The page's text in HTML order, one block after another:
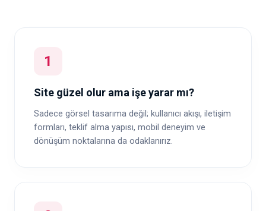
1
Site güzel olur ama işe yarar mı?
Sadece görsel tasarıma değil; kullanıcı akışı, iletişim
formları, teklif alma yapısı, mobil deneyim ve
dönüşüm noktalarına da odaklanırız.